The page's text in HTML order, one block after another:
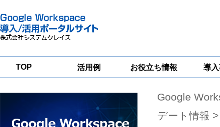
TOP 活用例 お役立ち情報
一
導
グループウェア
移行支援
Google
Workspace
セキュリティ
対策サービス
Google
デート情報